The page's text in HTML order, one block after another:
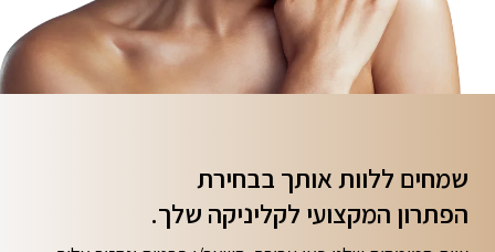
שמחים ללוות אותך בבחירת
הפתרון המקצועי לקליניקה שלך.